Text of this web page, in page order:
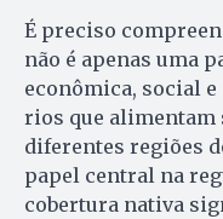
É preciso
não é apenas uma
econômica, social e
rios que alimentam
diferentes regiões
papel central na
cobertura nativa